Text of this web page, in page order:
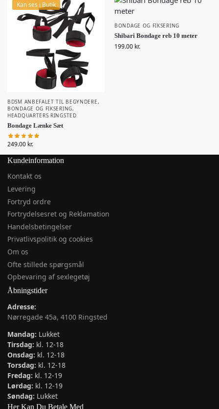
Kan ses i Butik
BDSM ANBEFALET TIL BEGYNDERE,
BONDAGE OG FIKSERING,
HEADQUARTERS RINGSTED
Bondage Lænke Sæt
249.00 kr.
BONDAGE OG FIKSERING
Shibari Bondage reb 10 meter
199.00 kr.
Kundeinformation
Kontakt os
Levering
Fortryd ordre
Fortrydelsesret og Reklamation
Handelsbetingelser
Privatlivspolitik og cookies
Om os
Ofte stillede spørgsmål
Opbevaring af sexlegetøj
Åbningstider
Adresse:
Nørregade 45a, 4100 Ringsted
Mandag: Lukket
Tirsdag: kl. 12-18
Onsdag: kl. 12-18
Torsdag: kl. 12-18
Fredag: kl. 12-19
Lørdag: kl. 12-19
Søndag: Lukket
Her Kan Du Betale Med